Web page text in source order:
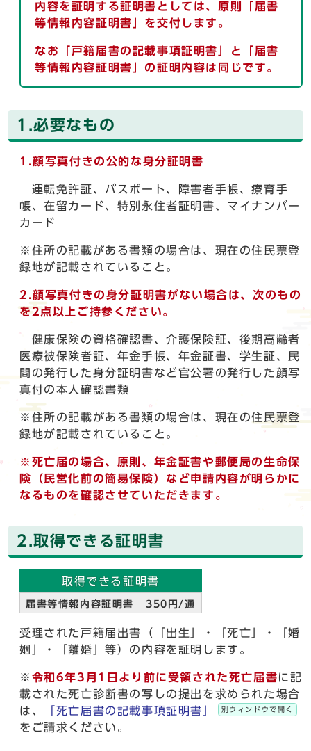
内容を証明する証明書としては、原則「届書
等情報内容証明書」を交付します。
なお「戸籍届書の記載事項証明書」と「届書
等情報内容証明書」の証明内容は同じです。
1.必要なもの
1.顔写真付きの公的な身分証明書
運転免許証、パスポート、障害者手帳、療育手
帳、在留カード、特別永住者証明書、マイナンバー
カード
※住所の記載がある書類の場合は、現在の住民票登
録地が記載されていること。
2.顔写真付きの身分証明書がない場合は、次のもの
を2点以上ご持参ください。
健康保険の資格確認書、介護保険証、後期高齢者
医療被保険者証、年金手帳、年金証書、学生証、民
間の発行した身分証明書など官公署の発行した顔写
真付の本人確認書類
※住所の記載がある書類の場合は、現在の住民票登
録地が記載されていること。
※死亡届の場合、原則、年金証書や郵便局の生命保
険（民営化前の簡易保険）など申請内容が明らかに
なるものを確認させていただきます。
2.取得できる証明書
取得できる証明書
届書等情報内容証明書 350円/通
受理された戸籍届出書（「出生」・「死亡」・「婚
姻」・「離婚」等）の内容を証明します。
※ 令和6年3月1日より前に受領された死亡届書に記
載された死亡診断書の写しの提出を求められた場合
は、
「死亡届書の記載事項証明書」 別ウィンドウで開く
をご請求ください。